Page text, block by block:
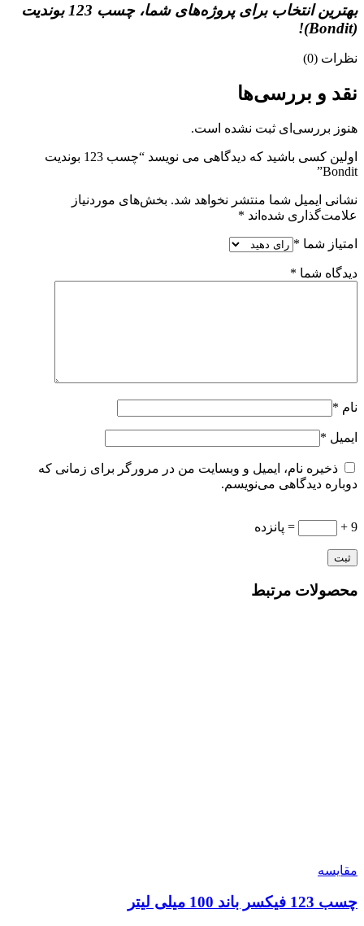
بهترین انتخاب برای پروژه‌های شما، چسب 123 بوندیت
(Bondit)!
نظرات (0)
نقد و بررسی‌ها
هنوز بررسی‌ای ثبت نشده است.
اولین کسی باشید که دیدگاهی می نویسد “چسب 123 بوندیت
Bondit”
نشانی ایمیل شما منتشر نخواهد شد. بخش‌های موردنیاز
علامت‌گذاری شده‌اند *
امتیاز شما *
دیدگاه شما *
نام *
ایمیل *
ذخیره نام، ایمیل و وبسایت من در مرورگر برای زمانی که
دوباره دیدگاهی می‌نویسم.
9 + = پانزده
محصولات مرتبط
مقایسه
چسب 123 فیکسر باند 100 میلی لیتر